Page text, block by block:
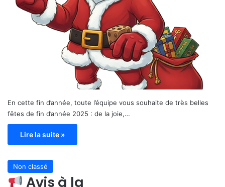
En cette fin d’année, toute l’équipe vous souhaite de très belles
fêtes de fin d’année 2025 : de la joie,…
Lire la suite »
Non classé
Avis à la